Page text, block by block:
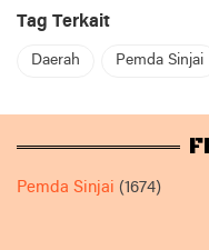
Tag Terkait
Daerah Pemda Sinjai
Pemda Sinjai (1674)